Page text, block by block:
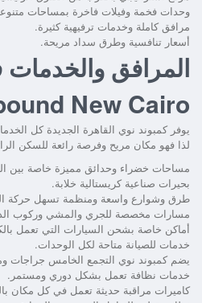
وحدات فخمة وفيلات فاخرة بمساحات
مرافق كاملة وخدمات ترفيهية كثيرة.
أسعار تنافسية وطرق سداد مريحة.
New Cairo
يوفر كمبوند نوي القاهرة الجديدة كل
لذا فهو مكان مريح وفرصة رائعة للسكن
مساحات خضراء وحدائق مميزة خاصة بين
بحيرات صناعية كريستالية خلابة.
طرق وشوارع واسعة ومنظمة تسهل حركة
مسارات مخصصة للجري والمشي وركوب
أماكن خاصة بشحن السيارات التي تعمل
خدمات للصيانة متاحة لكل الوحدات.
يضم كمبوند نوي التجمع الخامس جراجات
خدمات نظافة تعمل بشكل دوري ومستمر.
كاميرات مراقبة حديثة تعمل في كل مكان